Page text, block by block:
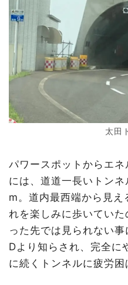
太田
パワースポットからエ
には、道道一長いトン
m。道内最西端から見え
れを楽しみに歩いてい
った先では見られない
Dより知らされ、完全に
に続くトンネルに疲労困